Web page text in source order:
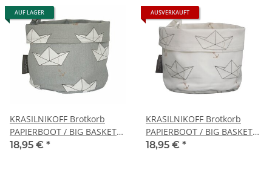
AUF LAGER
KRASILNIKOFF Brotkorb
PAPIERBOOT / BIG BASKET
PAPER BOAT GREY
18,95 € *
AUSVERKAUFT
KRASILNIKOFF Brotkorb
PAPIERBOOT / BIG BASKET
PAPER BOAT WHITE
18,95 € *